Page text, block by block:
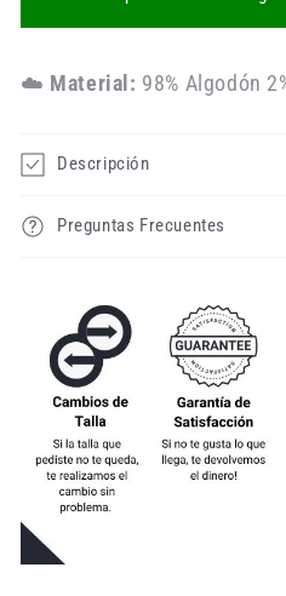
☁️ Material: 98% Algodón
Descripción
Preguntas Frecuentes